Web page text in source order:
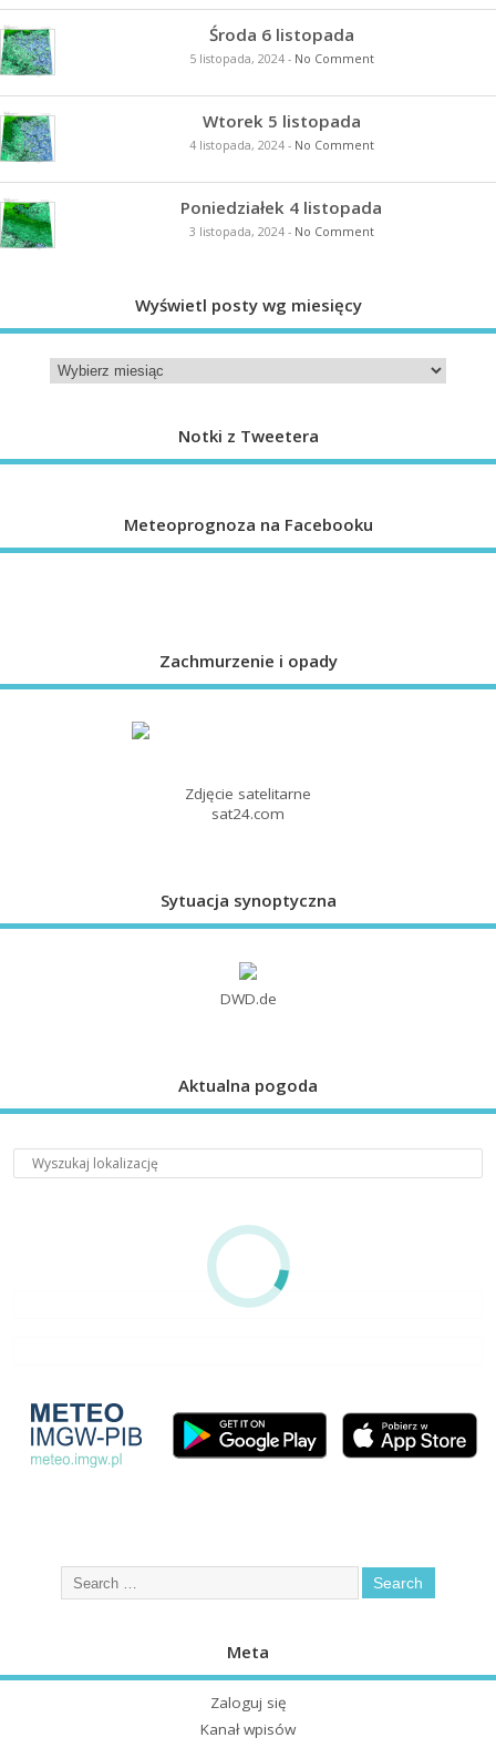
Środa 6 listopada
5 listopada, 2024- No Comment
Wtorek 5 listopada
4 listopada, 2024- No Comment
Poniedziałek 4 listopada
3 listopada, 2024- No Comment
Wyświetl posty wg miesięcy
Notki z Tweetera
Meteoprognoza na Facebooku
Zachmurzenie i opady
Zdjęcie satelitarne
sat24.com
Sytuacja synoptyczna
DWD.de
Aktualna pogoda
Meta
Zaloguj się
Kanał wpisów